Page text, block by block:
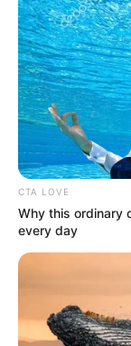
CTA LOVE
Why this ordinary
every day